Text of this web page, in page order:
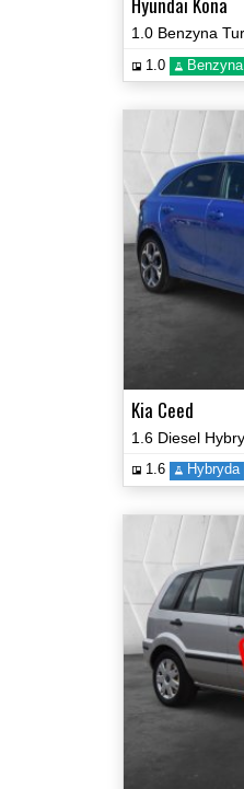
1.0 Benzyna
Kia Ceed
1.6 Hybryda